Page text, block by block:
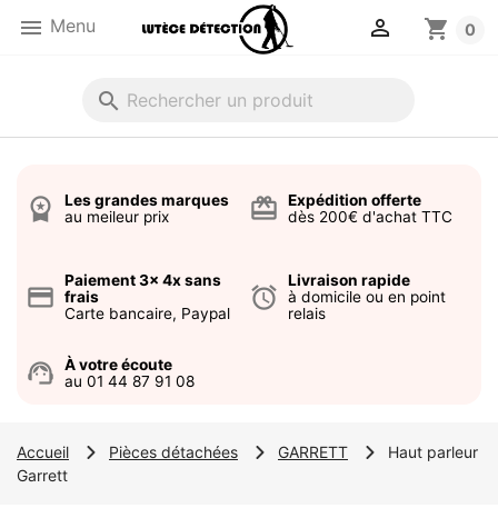
 Menu shopping_cart 0

search
workspace_premium
Les grandes marques
au meileur prix
card_giftcard
Expédition offerte
dès 200€ d'achat TTC
credit_card
Paiement 3x 4x sans
frais
Carte bancaire, Paypal
alarm
Livraison rapide
à domicile ou en point
relais
support_agent
À votre écoute
au 01 44 87 91 08
Accueil Pièces détachées GARRETT
Haut parleur
Garrett